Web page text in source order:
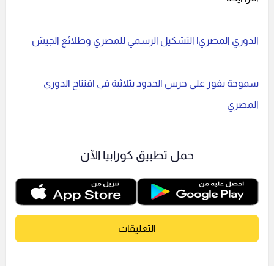
الدوري المصري| التشكيل الرسمي للمصري وطلائع الجيش
سموحة يفوز على حرس الحدود بثلاثية في افتتاح الدوري
المصري
حمل تطبيق كورابيا الآن
التعليقات